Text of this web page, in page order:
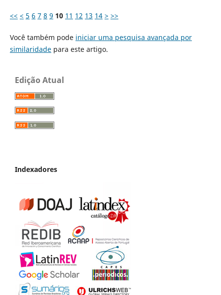
<< < 5 6 7 8 9 10 11 12 13 14 > >>
Você também pode iniciar uma pesquisa avançada por
similaridadepara este artigo.
Edição Atual
Indexadores